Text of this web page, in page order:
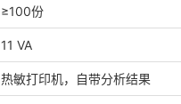
≥100份
11 VA
热敏打印机，自带分析结果